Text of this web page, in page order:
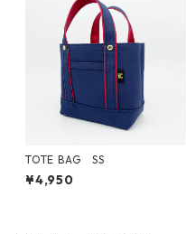
TOTE BAG SS
¥4,950